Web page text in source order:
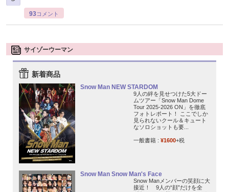
93コメント
サイゾーウーマン
新着商品
Snow Man NEW STARDOM
9人の絆を見せつけた5大ドー
ムツアー「Snow Man Dome
Tour 2025-2026 ON」を徹底
フォトレポート！ ここでしか
見られないクール＆キュート
なソロショットも要...
一般書籍 : ¥1600+税
Snow Man Snow Man's Face
Snow Manメンバーの笑顔に大
接近！ 9人の“顔”だけを全